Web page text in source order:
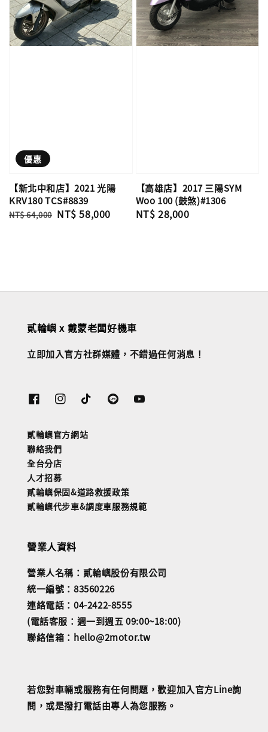
優惠
【新北中和店】2021 光陽
KRV180 TCS#8839
Regular
NT$ 64,000 Sale
NT$ 58,000
【高雄店】2017 三陽SYM
Woo 100 (鼓煞)#1306
Regular
NT$ 28,000
貳輪嶼 x 戴蒙老闆好機車
立即加入官方社群媒體，不錯過任何消息！
貳輪嶼官方網站
聯絡我們
全台分店
人才招募
貳輪嶼保固&道路救援政策
貳輪嶼代步車&調度車服務規範
營業人資料
營業人名稱：貳輪嶼股份有限公司
統一編號：83560226
連絡電話：04-2422-8555
(電話客服：週一到週五 09:00~18:00)
聯絡信箱：hello@2motor.tw
若您對車輛或服務有任何問題，歡迎加入官方Line詢
問，或是撥打電話由專人為您服務。